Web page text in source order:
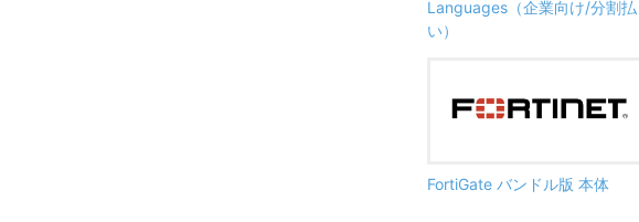
Languages（企業向け/分割払
い）
FortiGate バンドル版 本体